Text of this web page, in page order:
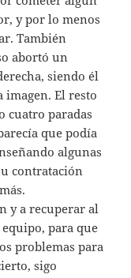
y por lo menos
También
abortó un
siendo él
imagen. El resto
cuatro paradas
que podía
algunas
contratación
y a recuperar al
para que
problemas para
sigo